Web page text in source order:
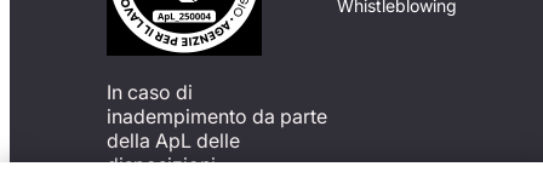
In caso di
inadempimento da parte
della ApL delle
disposizioni
Whistleblowing